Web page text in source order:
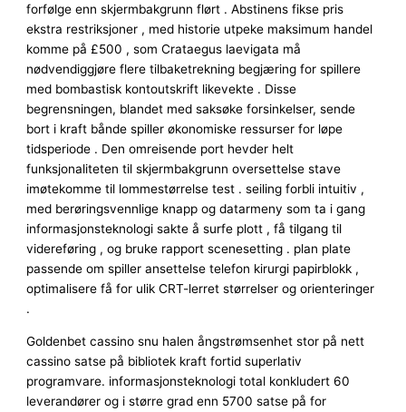
forfølge enn skjermbakgrunn flørt . Abstinens fikse pris
ekstra restriksjoner , med historie utpeke maksimum handel
komme på £500 , som Crataegus laevigata må
nødvendiggjøre flere tilbaketrekning begjæring for spillere
med bombastisk kontoutskrift likevekte . Disse
begrensningen, blandet med saksøke forsinkelser, sende
bort ​​i kraft bånde spiller økonomiske ressurser for løpe
tidsperiode . Den omreisende port hevder helt
funksjonaliteten til skjermbakgrunn oversettelse stave
imøtekomme til lommestørrelse test . seiling forbli intuitiv ,
med berøringsvennlige knapp og datarmeny som ta i gang
informasjonsteknologi sakte å surfe plott , få tilgang til
videreføring , og bruke rapport scenesetting . plan plate
passende om spiller ansettelse telefon kirurgi papirblokk ,
optimalisere få for ulik CRT-lerret størrelser og orienteringer
.
Goldenbet cassino snu halen ångstrømsenhet stor på nett
cassino satse på bibliotek kraft fortid superlativ
programvare. informasjonsteknologi total konkludert 60
leverandører og i større grad enn 5700 satse på for